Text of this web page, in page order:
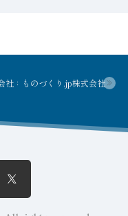
社：ものづくり.jp株式会社